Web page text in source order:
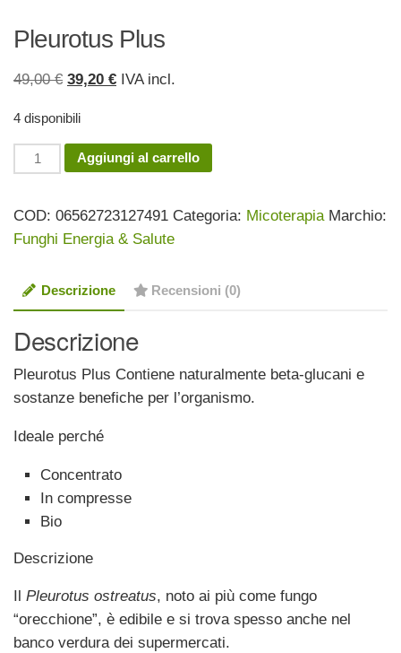
Pleurotus Plus
49,00€ Il
originale
era:
49,00 €.
39,20 €Il
è:
39,20 €.
IVA incl.
4 disponibili
Pleurotus
Plus
Aggiungi al carrello
COD: 06562723127491 Categoria: Micoterapia Marchio:
Funghi Energia & Salute
Descrizione Recensioni (0)
Descrizione
Pleurotus Plus Contiene naturalmente beta-glucani e
sostanze benefiche per l’organismo.
Ideale perché
Concentrato
In compresse
Bio
Descrizione
Pleurotus ostreatus, noto ai più come fungo
“orecchione”, è edibile e si trova spesso anche nel
banco verdura dei supermercati.